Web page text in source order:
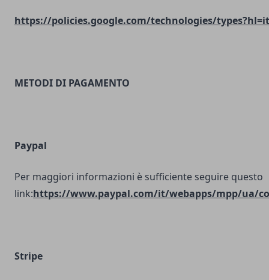
https://policies.google.com/technologies/types?hl=it
METODI DI PAGAMENTO
Paypal
Per maggiori informazioni è sufficiente seguire questo
link:https://www.paypal.com/it/webapps/mpp/ua/
Stripe